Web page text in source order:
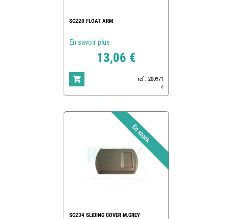
SC220 FLOAT ARM
En savoir plus
13,06 €
ref : 200971
0
SC234 SLIDING COVER M.GREY